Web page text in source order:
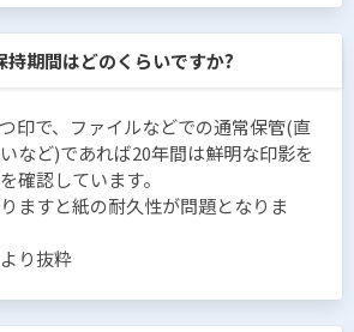
期間はどのくらいですか?
印で、ファイルなどでの通常保管(直
など)であれば20年間は鮮明な印影を
確認しています。
ますと紙の耐久性が問題となりま
り抜粋